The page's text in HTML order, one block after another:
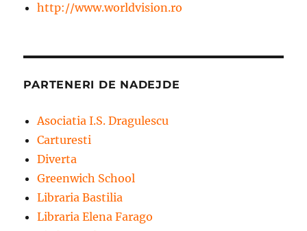
http://www.worldvision.ro
PARTENERI DE NADEJDE
Asociatia I.S. Dragulescu
Carturesti
Diverta
Greenwich School
Libraria Bastilia
Libraria Elena Farago